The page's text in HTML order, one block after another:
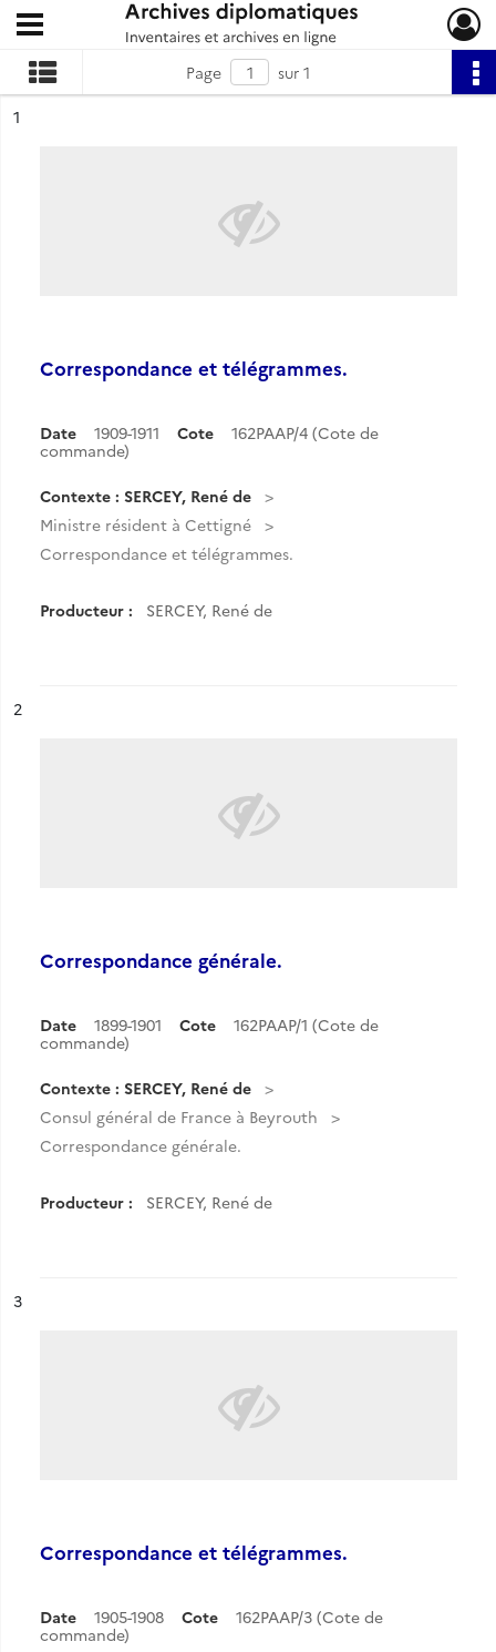
Archives diplomatiques
Ouvrir le menu déroulant
Page
sur 1
n°
1
Correspondance et télégrammes.
Date 1909-1911 Cote
162PAAP/4 (Cote de
commande)
Contexte : SERCEY, René de
Ministre résident à Cettigné
Correspondance et télégrammes.
Producteur : SERCEY, René de
n°
2
Correspondance générale.
Date 1899-1901 Cote
162PAAP/1 (Cote de
commande)
Contexte : SERCEY, René de
Consul général de France à Beyrouth
Correspondance générale.
Producteur : SERCEY, René de
n°
3
Correspondance et télégrammes.
Date 1905-1908 Cote
162PAAP/3 (Cote de
commande)